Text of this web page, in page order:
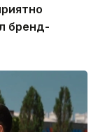
бренд-